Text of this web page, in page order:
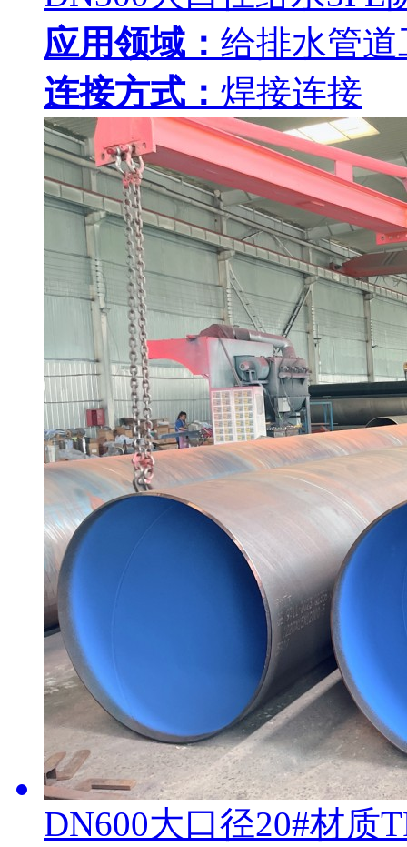
应用领域： 给排水管道
连接方式： 焊接连接
DN600大口径20#材质